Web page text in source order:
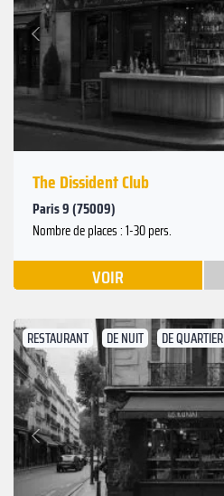
Précédent
The Dissident Club
Paris 9 (75009)
Nombre de places : 1-30 pers.
VOIR
RESTAURANT DE NUIT DE QUARTIER
Précédent